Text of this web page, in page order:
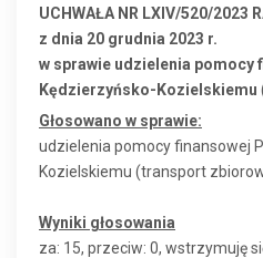
UCHWAŁA NR LXIV/520/2023
z dnia 20 grudnia 2023 r.
w sprawie udzielenia pomocy
Kędzierzyńsko-Kozielskiemu
Głosowano w sprawie:
udzielenia pomocy finansowej
Kozielskiemu (transport
Wyniki głosowania
za: 15, przeciw: 0, wstrzymuję